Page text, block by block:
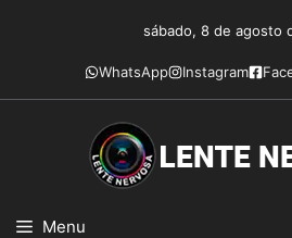
conteúdo
sábado, 8 de agosto
WhatsApp Instagram
Menu